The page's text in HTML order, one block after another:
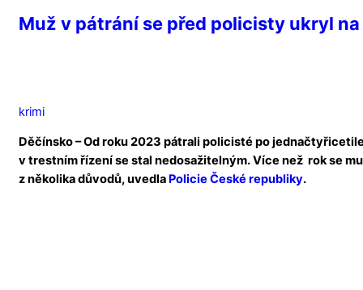
Muž v pátrání se před policisty ukryl
krimi
Děčínsko – Od roku 2023 pátrali policisté po
v trestním řízení se stal nedosažitelným. Více než rok se
z několika důvodů, uvedla Policie České republiky.